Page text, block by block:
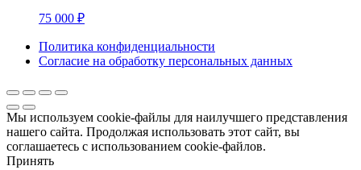
75 000 ₽
Политика конфиденциальности
Cогласие на обработку персональных данных
Мы используем cookie-файлы для наилучшего представления
нашего сайта. Продолжая использовать этот сайт, вы
соглашаетесь с использованием cookie-файлов.
Принять